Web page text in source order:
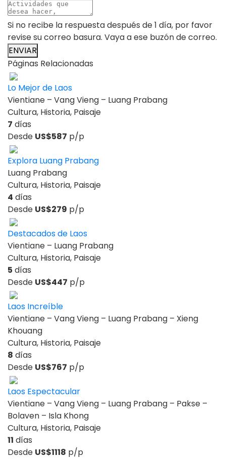
Si no recibe la respuesta después de 1 día, por favor
revise su correo basura. Vaya a ese buzón de correo.
ENVIAR
Páginas Relacionadas
Lo Mejor de Laos
Vientiane – Vang Vieng – Luang Prabang
Cultura, Historia, Paisaje
7 días
Desde US$587 p/p
Explora Luang Prabang
Luang Prabang
Cultura, Historia, Paisaje
4 días
Desde US$279 p/p
Destacados de Laos
Vientiane – Luang Prabang
Cultura, Historia, Paisaje
5 días
Desde US$447 p/p
Laos Increíble
Vientiane – Vang Vieng – Luang Prabang – Xieng
Khouang
Cultura, Historia, Paisaje
8 días
Desde US$767 p/p
Laos Espectacular
Vientiane – Vang Vieng – Luang Prabang – Pakse –
Bolaven – Isla Khong
Cultura, Historia, Paisaje
11 días
Desde US$1118 p/p